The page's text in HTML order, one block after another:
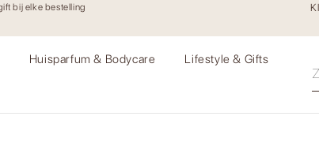
bij elke bestelling
Huisparfum & Bodycare Lifestyle & Gifts